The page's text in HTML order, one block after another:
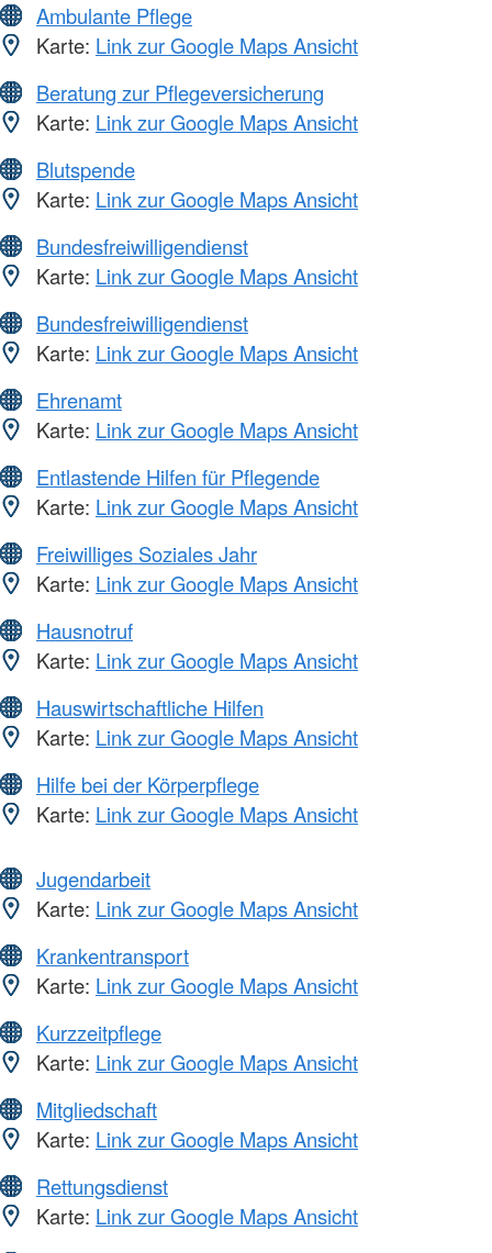
Ambulante Pflege
Karte: Link zur Google Maps Ansicht
Beratung zur Pflegeversicherung
Karte: Link zur Google Maps Ansicht
Blutspende
Karte: Link zur Google Maps Ansicht
Bundesfreiwilligendienst
Karte: Link zur Google Maps Ansicht
Bundesfreiwilligendienst
Karte: Link zur Google Maps Ansicht
Ehrenamt
Karte: Link zur Google Maps Ansicht
Entlastende Hilfen für Pflegende
Karte: Link zur Google Maps Ansicht
Freiwilliges Soziales Jahr
Karte: Link zur Google Maps Ansicht
Hausnotruf
Karte: Link zur Google Maps Ansicht
Hauswirtschaftliche Hilfen
Karte: Link zur Google Maps Ansicht
Hilfe bei der Körperpflege
Karte: Link zur Google Maps Ansicht
Jugendarbeit
Karte: Link zur Google Maps Ansicht
Krankentransport
Karte: Link zur Google Maps Ansicht
Kurzzeitpflege
Karte: Link zur Google Maps Ansicht
Mitgliedschaft
Karte: Link zur Google Maps Ansicht
Rettungsdienst
Karte: Link zur Google Maps Ansicht